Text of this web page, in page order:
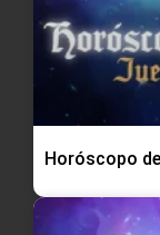
Horóscopo